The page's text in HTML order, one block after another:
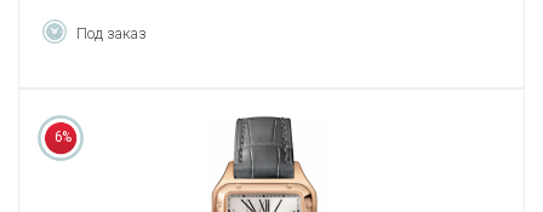
Под заказ
6%